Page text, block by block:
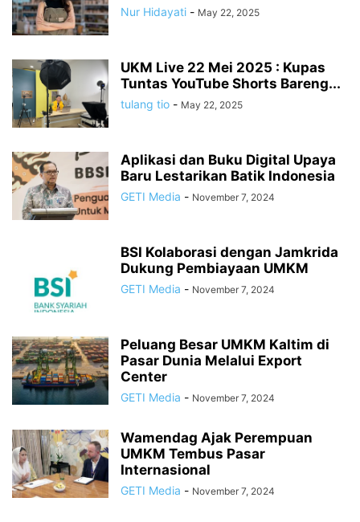
Nur Hidayati - May 22, 2025
UKM Live 22 Mei 2025 : Kupas
Tuntas YouTube Shorts Bareng...
tulang tio - May 22, 2025
Aplikasi dan Buku Digital Upaya
Baru Lestarikan Batik Indonesia
GETI Media - November 7, 2024
BSI Kolaborasi dengan Jamkrida
Dukung Pembiayaan UMKM
GETI Media - November 7, 2024
Peluang Besar UMKM Kaltim di
Pasar Dunia Melalui Export
Center
GETI Media - November 7, 2024
Wamendag Ajak Perempuan
UMKM Tembus Pasar
Internasional
GETI Media - November 7, 2024